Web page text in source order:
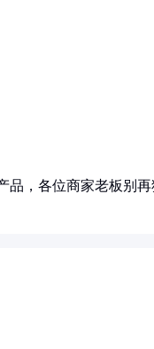
，各位商家老板别再